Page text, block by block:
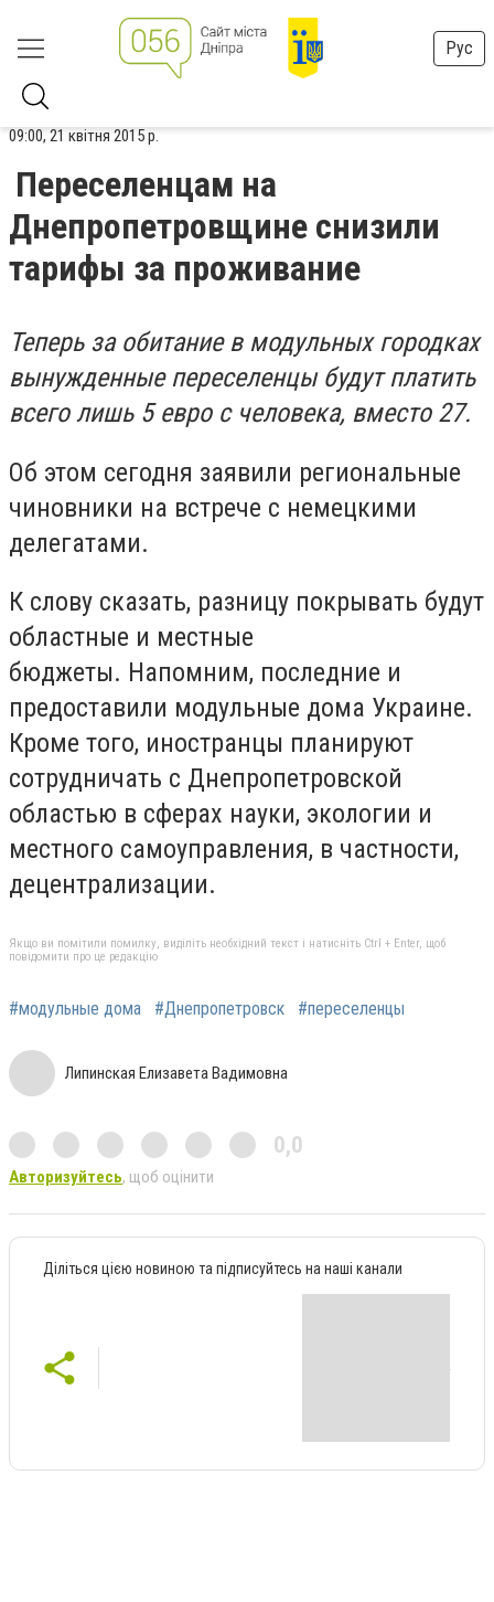
Рус
09:00, 21 квітня 2015 р.
Переселенцам на
Днепропетровщине снизили
тарифы за проживание
Теперь за обитание в модульных городках
вынужденные переселенцы будут платить
всего лишь 5 евро с человека, вместо 27.
Об этом сегодня заявили региональные
чиновники на встрече с немецкими
делегатами.
К слову сказать, разницу покрывать будут
областные и местные
бюджеты. Напомним, последние и
предоставили модульные дома Украине.
Кроме того, иностранцы планируют
сотрудничать с Днепропетровской
областью в сферах науки, экологии и
местного самоуправления, в частности,
децентрализации.
Якщо ви помітили помилку, виділіть необхідний текст і натисніть Ctrl + Enter, щоб
повідомити про це редакцію
#модульные дома #Днепропетровск #переселенцы
Липинская Елизавета Вадимовна
0,0
Авторизуйтесь, щоб оцінити
Діліться цією новиною та підписуйтесь на наші канали